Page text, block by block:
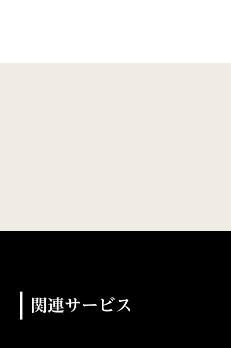
関連サービス